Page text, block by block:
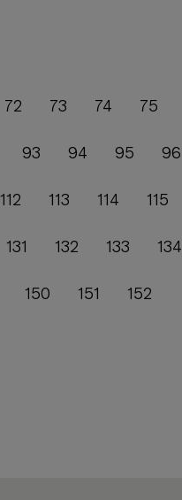
72 73 74 75
93 94 95 96
112 113 114 115
131 132 133 134
150 151 152